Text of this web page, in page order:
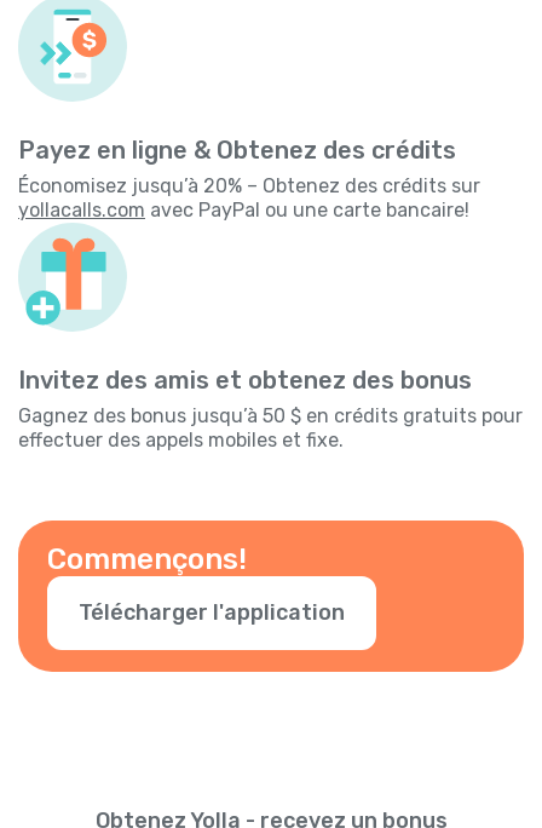
Payez en ligne & Obtenez des crédits
Économisez jusqu’à 20% – Obtenez des crédits sur
yollacalls.com avec PayPal ou une carte bancaire!
Invitez des amis et obtenez des bonus
Gagnez des bonus jusqu’à 50 $ en crédits gratuits pour
effectuer des appels mobiles et fixe.
Commençons!
Télécharger l'application
Obtenez Yolla - recevez un bonus